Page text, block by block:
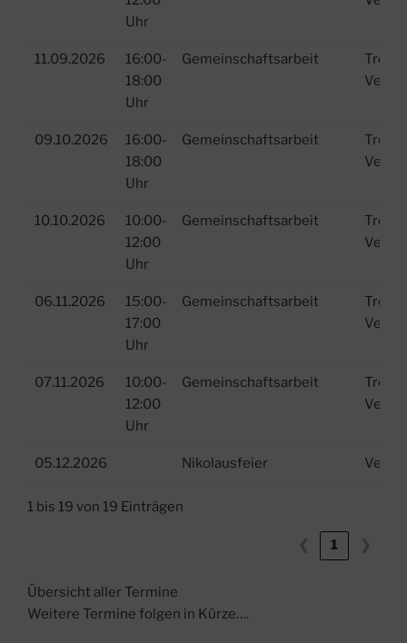
Uhr
11.09.2026
16:00-
18:00
Uhr
Gemeinschaftsarbeit
09.10.2026
16:00-
18:00
Uhr
Gemeinschaftsarbeit
10.10.2026
10:00-
12:00
Uhr
Gemeinschaftsarbeit
06.11.2026
15:00-
17:00
Uhr
Gemeinschaftsarbeit
07.11.2026
10:00-
12:00
Uhr
Gemeinschaftsarbeit
05.12.2026 Nikolausfeier
1 bis 19 von 19 Einträgen
1
Übersicht aller Termine
Weitere Termine folgen in Kürze….